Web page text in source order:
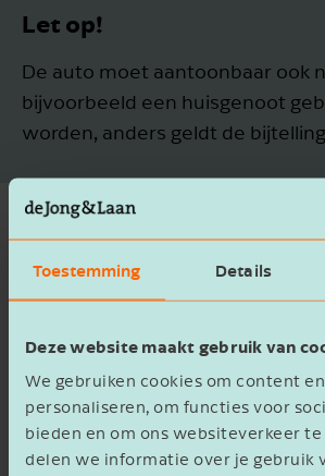
Toestemming Details
Deze website maakt gebruik van
We gebruiken cookies om content
personaliseren, om functies voor
bieden en om ons websiteverkeer te
delen we informatie over je gebruik
Let op!
De auto moet aantoonbaar ook
bijvoorbeeld een huisgenoot
worden, anders geldt de
Ook tijdens de vakantie kan de
hebben met de auto en moet er
deze periode staat de
reparatie in de garage en staat
ter beschikking. De